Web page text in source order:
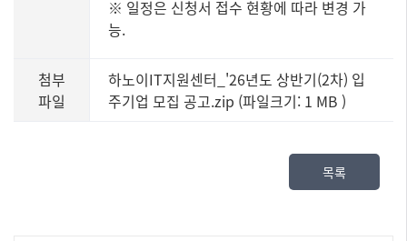
※ 일정은 신청서 접수 현황에 따라 변경 가
능.
첨부
파일
하노이IT지원센터_'26년도 상반기(2차) 입
주기업 모집 공고.zip (파일크기: 1 MB )
목록